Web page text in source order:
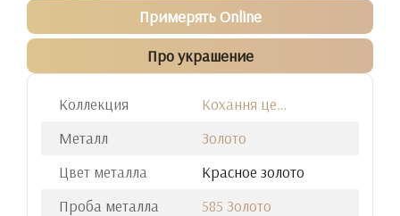
Примерять Online
Про украшение
Коллекция
Кохання це…
Металл
Золото
Цвет металла
Красное золото
Проба металла
585 Золото